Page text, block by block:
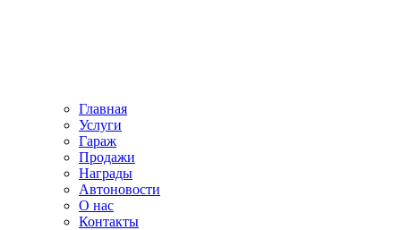
Главная
Услуги
Гараж
Продажи
Награды
Автоновости
О нас
Контакты